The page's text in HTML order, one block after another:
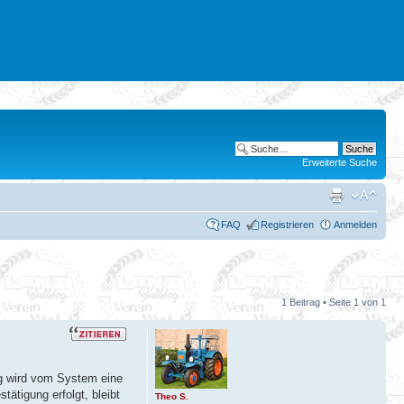
Erweiterte Suche
FAQ Registrieren Anmelden
1 Beitrag • Seite 1 von 1
wird vom System eine
erfolgt, bleibt
Theo S.